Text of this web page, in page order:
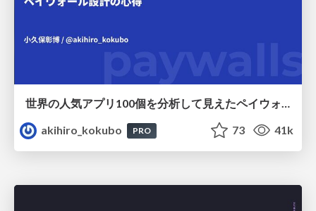
世界の人気アプリ100個を分析して見えたペイウォール設計の心得
akihiro_kokubo
PRO 73 41k